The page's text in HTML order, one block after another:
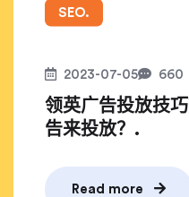
SEO.
2023-07-05 660
领英广告投放技
告来投放？.
Read more